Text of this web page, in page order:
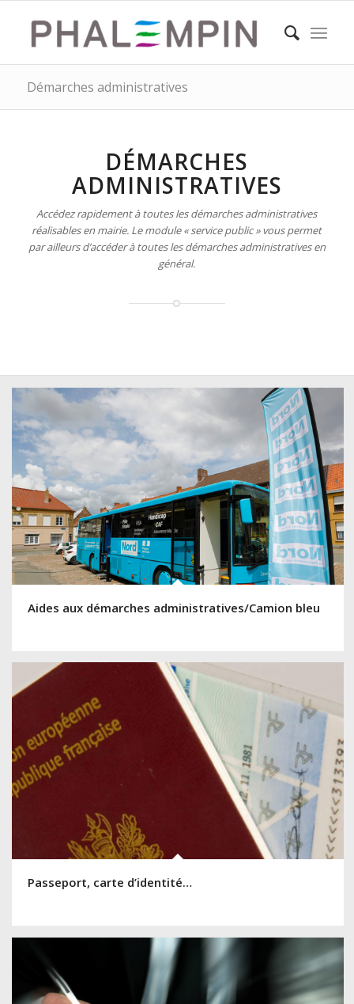
Démarches administratives
DÉMARCHES
ADMINISTRATIVES
Accédez rapidement à toutes les démarches administratives
réalisables en mairie. Le module « service public » vous permet
par ailleurs d’accéder à toutes les démarches administratives en
général.
Aides aux démarches administratives/Camion bleu
Passeport, carte d’identité…